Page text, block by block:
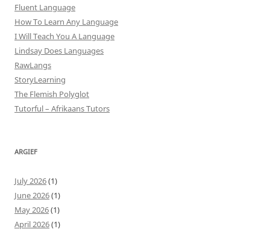
Fluent Language
How To Learn Any Language
I Will Teach You A Language
Lindsay Does Languages
RawLangs
StoryLearning
The Flemish Polyglot
Tutorful – Afrikaans Tutors
ARGIEF
July 2026(1)
June 2026(1)
May 2026(1)
April 2026(1)